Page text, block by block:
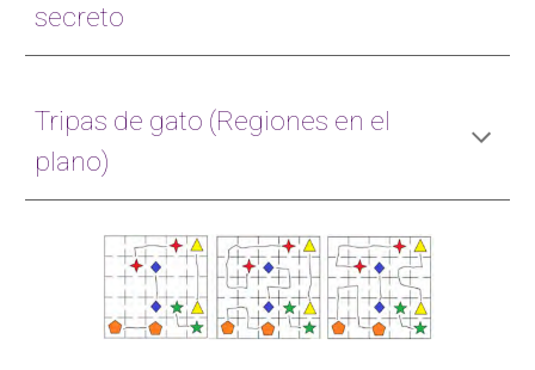
secreto
Tripas de gato (Regiones en el
plano)